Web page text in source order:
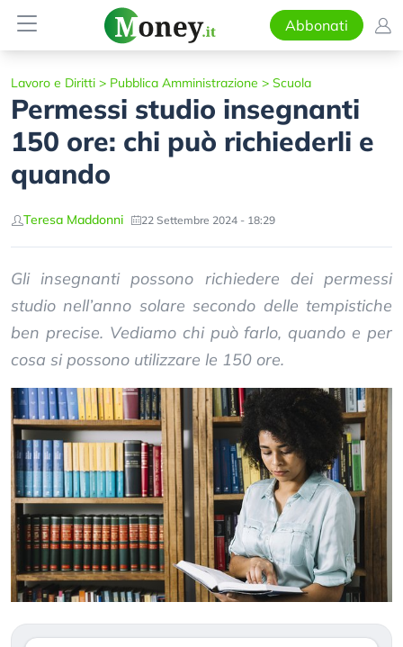
Abbonati
Lavoro e Diritti > Pubblica Amministrazione > Scuola
Permessi studio insegnanti
150 ore: chi può richiederli e
quando
Teresa Maddonni 22 Settembre 2024 - 18:29
Gli insegnanti possono richiedere dei permessi
studio nell’anno solare secondo delle tempistiche
ben precise. Vediamo chi può farlo, quando e per
cosa si possono utilizzare le 150 ore.